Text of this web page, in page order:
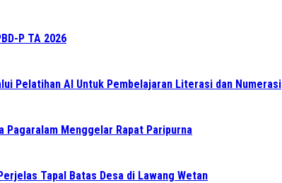
P TA 2026
Pelatihan AI Untuk Pembelajaran Literasi dan Numerasi
Pagaralam Menggelar Rapat Paripurna
Tapal Batas Desa di Lawang Wetan